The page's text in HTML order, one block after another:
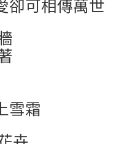
卻可相傳萬世
雪霜